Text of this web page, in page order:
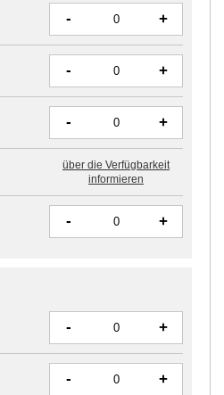
- +
- +
- +
- +
- +
über die Verfügbarkeit
informieren
- +